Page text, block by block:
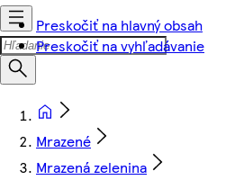
Preskočiť na hlavný obsah
Preskočiť na vyhľadávanie
Mrazené
Mrazená zelenina